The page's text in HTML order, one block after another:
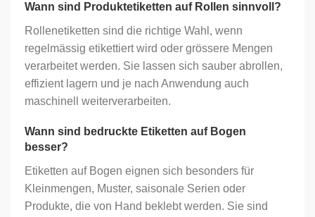
Wann sind Produktetiketten auf Rollen sinnvoll?
Rollenetiketten sind die richtige Wahl, wenn
regelmässig etikettiert wird oder grössere Mengen
verarbeitet werden. Sie lassen sich sauber abrollen,
effizient lagern und je nach Anwendung auch
maschinell weiterverarbeiten.
Wann sind bedruckte Etiketten auf Bogen
besser?
Etiketten auf Bogen eignen sich besonders für
Kleinmengen, Muster, saisonale Serien oder
Produkte, die von Hand beklebt werden. Sie sind